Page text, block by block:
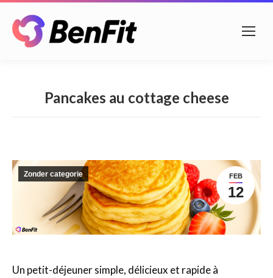
Pancakes au cottage cheese
FEB
12
Zonder categorie
Un petit-déjeuner simple, délicieux et rapide à